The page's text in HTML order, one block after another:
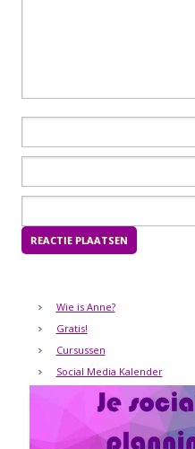
Wie is Anne?
Gratis!
Cursussen
Social Media Kalender